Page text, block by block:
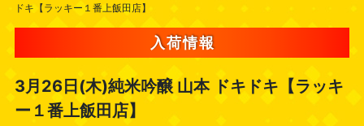
ドキ【ラッキー１番上飯田店】
入荷情報
3月26日(木)純米吟醸 山本 ドキドキ【ラッキ
ー１番上飯田店】